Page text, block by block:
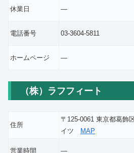
休業日 ―
電話番号 03-3604-5811
ホームページ ―
（株）ラフフィート
住所
〒125-0061 東京都葛飾
イツ
MAP
営業時間 ―